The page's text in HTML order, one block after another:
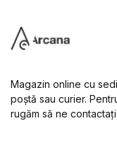
Magazin online cu
poștă sau curier.
rugăm să ne contactați.